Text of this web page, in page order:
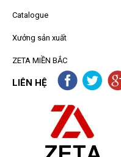
Catalogue
Xưởng sản xuất
ZETA MIỀN BẮC
LIÊN HỆ